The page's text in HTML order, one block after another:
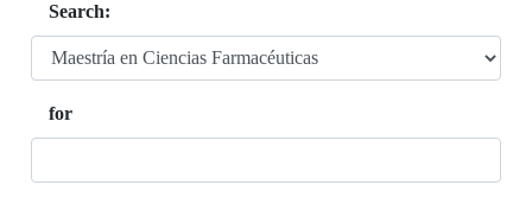
Search:
for